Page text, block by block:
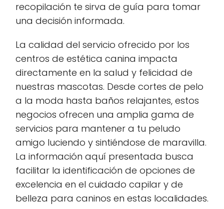
recopilación te sirva de guía para tomar
una decisión informada.
La calidad del servicio ofrecido por los
centros de estética canina impacta
directamente en la salud y felicidad de
nuestras mascotas. Desde cortes de pelo
a la moda hasta baños relajantes, estos
negocios ofrecen una amplia gama de
servicios para mantener a tu peludo
amigo luciendo y sintiéndose de maravilla.
La información aquí presentada busca
facilitar la identificación de opciones de
excelencia en el cuidado capilar y de
belleza para caninos en estas localidades.